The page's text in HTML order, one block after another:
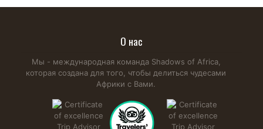
О нас
Мы - международная команда Shadows of Africa,
которая создана для того, чтобы делиться чудесами
Африки с Вами.